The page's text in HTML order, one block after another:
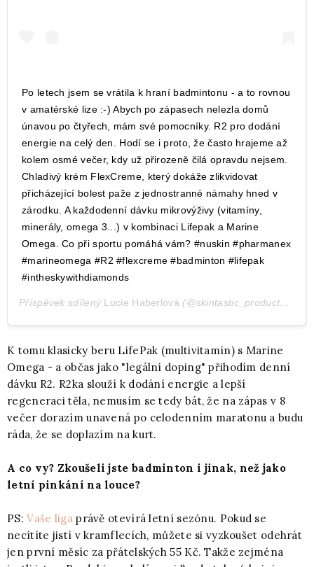
Po letech jsem se vrátila k hraní badmintonu - a to rovnou
v amatérské lize :-) Abych po zápasech nelezla domů
únavou po čtyřech, mám své pomocníky. R2 pro dodání
energie na celý den. Hodí se i proto, že často hrajeme až
kolem osmé večer, kdy už přirozeně čilá opravdu nejsem.
Chladivý krém FlexCreme, který dokáže zlikvidovat
přicházející bolest paže z jednostranné námahy hned v
zárodku. A každodenní dávku mikrovýživy (vitamíny,
minerály, omega 3...) v kombinaci Lifepak a Marine
Omega. Co při sportu pomáhá vám? #nuskin #pharmanex
#marineomega #R2 #flexcreme #badminton #lifepak
#intheskywithdiamonds
Příspěvek sdílený Lucie Haberlová (@skintastic_products),
K tomu klasicky beru LifePak (multivitamín) s Marine
Omega - a občas jako "legální doping" přihodím denní
dávku R2. R2ka slouží k dodání energie a lepší
regeneraci těla, nemusím se tedy bát, že na zápas v 8
večer dorazím unavená po celodenním maratonu a budu
ráda, že se doplazím na kurt.
A co vy? Zkoušeli jste badminton i jinak, než jako
letní pinkání na louce?
PS:Vaše liga právě otevírá letní sezónu. Pokud se
necítíte jistí v kramflecích, můžete si vyzkoušet odehrát
jen první měsíc za přátelských 55 Kč. Takže zejména